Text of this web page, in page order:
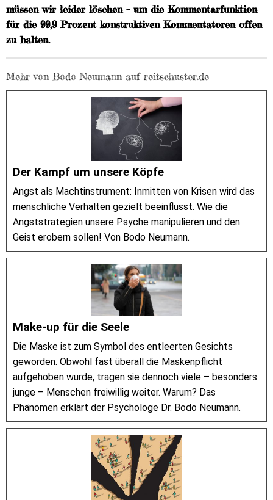
müssen wir leider löschen – um die Kommentarfunktion
für die 99,9 Prozent konstruktiven Kommentatoren offen
zu halten.
Mehr von Bodo Neumann auf reitschuster.de
Der Kampf um unsere Köpfe
Angst als Machtinstrument: Inmitten von Krisen wird das
menschliche Verhalten gezielt beeinflusst. Wie die
Angststrategien unsere Psyche manipulieren und den
Geist erobern sollen! Von Bodo Neumann.
Make-up für die Seele
Die Maske ist zum Symbol des entleerten Gesichts
geworden. Obwohl fast überall die Maskenpflicht
aufgehoben wurde, tragen sie dennoch viele – besonders
junge – Menschen freiwillig weiter. Warum? Das
Phänomen erklärt der Psychologe Dr. Bodo Neumann.